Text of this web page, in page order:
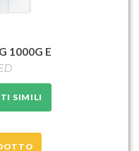
1000G E
SIMILI